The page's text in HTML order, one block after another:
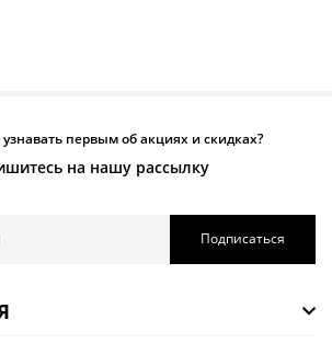
узнавать первым об акциях и скидках?
на нашу рассылку
Подписаться